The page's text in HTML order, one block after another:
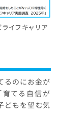
イフキャリア
るのにお金が
育てる自信が
どもを望む気